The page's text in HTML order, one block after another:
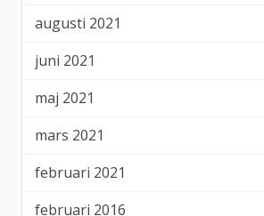
augusti 2021
juni 2021
maj 2021
mars 2021
februari 2021
februari 2016